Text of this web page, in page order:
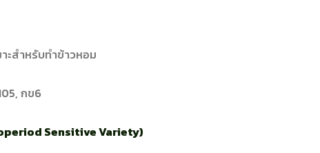
ะสำหรับทำข้าวหอม
กข6
Sensitive Variety)